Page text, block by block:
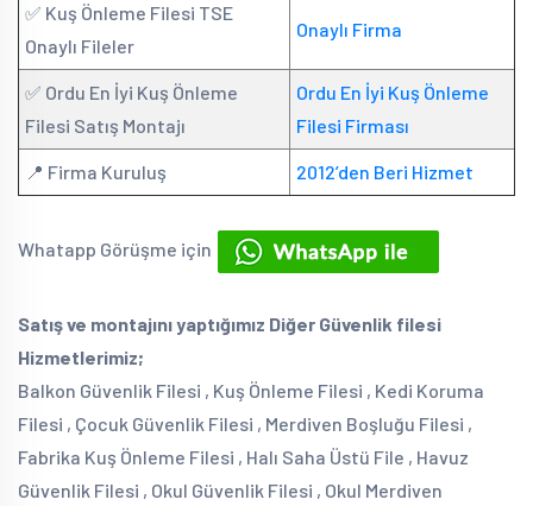
✅ Kuş Önleme Filesi TSE
Onaylı Fileler
Onaylı Firma
✅ Ordu En İyi Kuş Önleme
Filesi Satış Montajı
Ordu En İyi Kuş Önleme
Filesi Firması
📍 Firma Kuruluş 2012’den Beri Hizmet
Whatapp Görüşme için
Satış ve montajını yaptığımız Diğer Güvenlik filesi
Hizmetlerimiz;
Balkon Güvenlik Filesi , Kuş Önleme Filesi , Kedi Koruma
Filesi , Çocuk Güvenlik Filesi , Merdiven Boşluğu Filesi ,
Fabrika Kuş Önleme Filesi , Halı Saha Üstü File , Havuz
Güvenlik Filesi , Okul Güvenlik Filesi , Okul Merdiven